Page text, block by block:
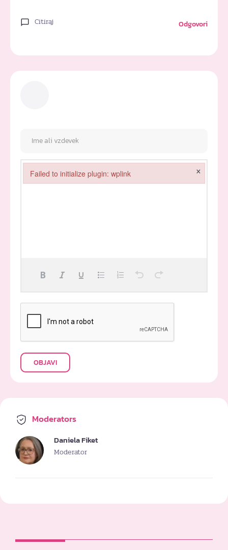
Citiraj Odgovori
OBJAVI
Moderators
Daniela Fiket
Moderator
Failed to initialize plugin: wplink ×
Failed to initialize plugin: wplink